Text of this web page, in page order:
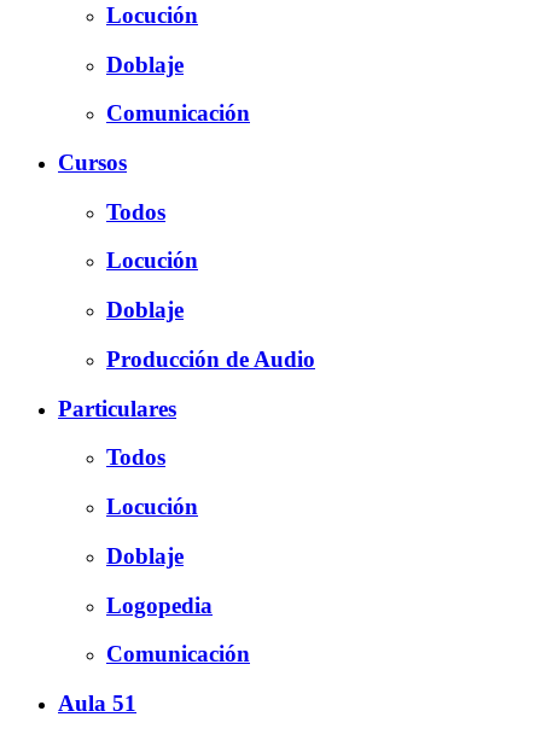
Locución
Doblaje
Comunicación
Cursos
Todos
Locución
Doblaje
Producción de Audio
Particulares
Todos
Locución
Doblaje
Logopedia
Comunicación
Aula 51